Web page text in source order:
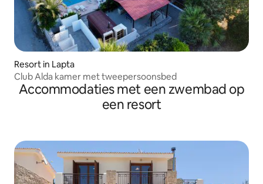
Resort in Lapta
Club Alda kamer met tweepersoonsbed
Accommodaties met een zwembad op
een resort